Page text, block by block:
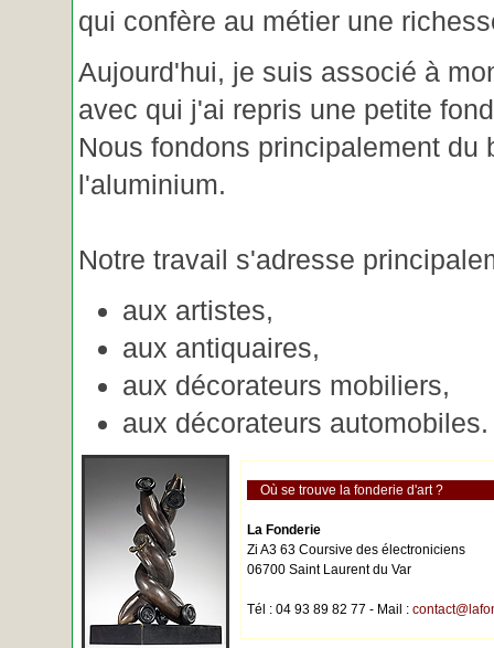
qui confère au métier une
Aujourd'hui, je suis associé à
avec qui j'ai repris une petite
Nous fondons principalement
l'aluminium.
Notre travail s'adresse
aux artistes,
aux antiquaires,
aux décorateurs mobiliers,
aux décorateurs automobiles.
Où se trouve la fonderie d'art ?
La Fonderie
Zi A3 63 Coursive des électroniciens
06700 Saint Laurent du Var
Tél : 04 93 89 82 77 - Mail :